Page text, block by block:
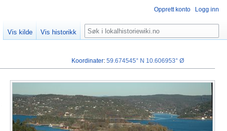
Koordinater:59.674545° N 10.606953° Ø
Opprett konto Logg inn
Vis kilde Vis historikk Søk